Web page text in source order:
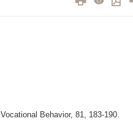
Behavior, 81, 183-190.